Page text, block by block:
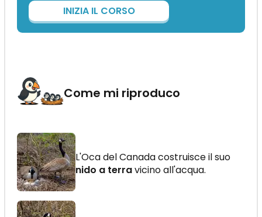
INIZIA IL CORSO
Come mi riproduco
L'Oca del Canada costruisce il suo
nido a terravicino all'acqua.